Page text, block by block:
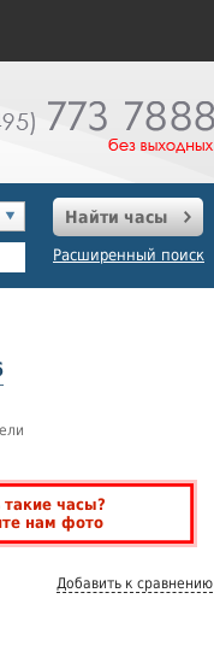
Найти часы
Расширенный поиск
такие часы?
нам фото
Добавить к сравнению